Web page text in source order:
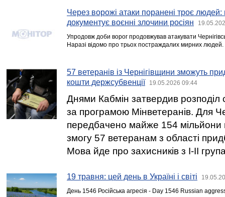
Через ворожі атаки поранені троє людей:
документує воєнні злочини росіян
Упродовж доби ворог продовжував атакувати
Наразі відомо про трьох постраждалих мирних людей.
57 ветеранів із Чернігівщини зможуть
кошти держсубвенції
19.05.2026 09:44
Днями Кабмін затвердив розподіл
за програмою Мінветеранів. Для
передбачено майже 154 мільйони
змогу 57 ветеранам з області
Мова йде про захисників з І-ІІ
19 травня: цей день в Україні і світі
День 1546 Російська агресія - Day 1546 Russian